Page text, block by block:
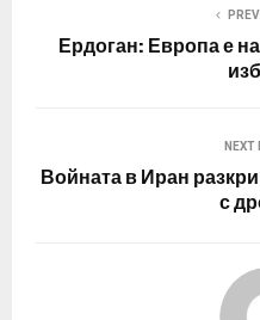
Ердоган: Европа е
NEXT
Войната в Иран
с